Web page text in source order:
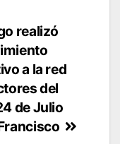
realizó
a la red
del
de Julio